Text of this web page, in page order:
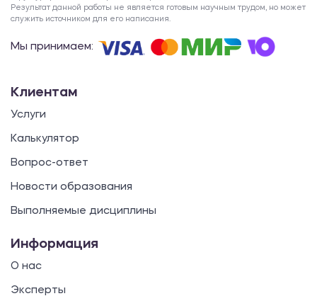
Результат данной работы не является готовым научным трудом, но может
служить источником для его написания.
Мы принимаем:
Клиентам
Услуги
Калькулятор
Вопрос-ответ
Новости образования
Выполняемые дисциплины
Информация
О нас
Эксперты